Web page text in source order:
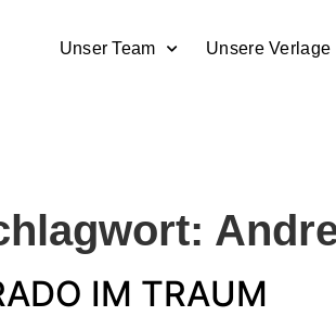
Unser Team Unsere Verlage
IM TRAUM